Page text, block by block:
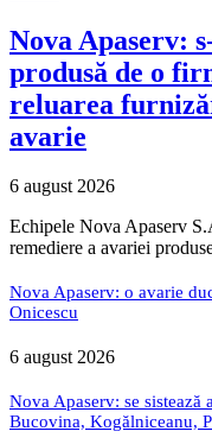
Nova Apaserv:
produsă de o
reluarea
avarie
6 august 2026
Echipele Nova Apaserv
remediere a avariei
Nova Apaserv: o avarie
Onicescu
6 august 2026
Nova Apaserv: se sistează
Bucovina, Kogălniceanu,